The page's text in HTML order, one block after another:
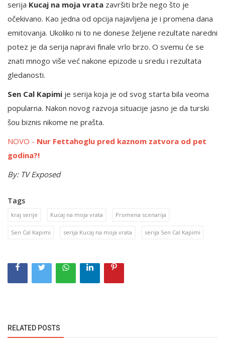
serija Kucaj na moja vrata završiti brže nego što je
očekivano. Kao jedna od opcija najavljena je i promena dana
emitovanja. Ukoliko ni to ne donese željene rezultate naredni
potez je da serija napravi finale vrlo brzo. O svemu će se
znati mnogo više već nakone epizode u sredu i rezultata
gledanosti.
Sen Cal Kapimi je serija koja je od svog starta bila veoma
popularna. Nakon novog razvoja situacije jasno je da turski
šou biznis nikome ne prašta.
NOVO - Nur Fettahoglu pred kaznom zatvora od pet
godina?!
By: TV Exposed
Tags
kraj serije Kucaj na moja vrata Promena scenarija
Sen Cal Kapimi serija Kucaj na moja vrata serija Sen Cal Kapimi
RELATED POSTS